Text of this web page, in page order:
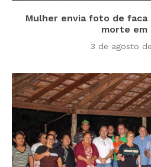
Mulher envia foto de faca
morte em
3 de agosto